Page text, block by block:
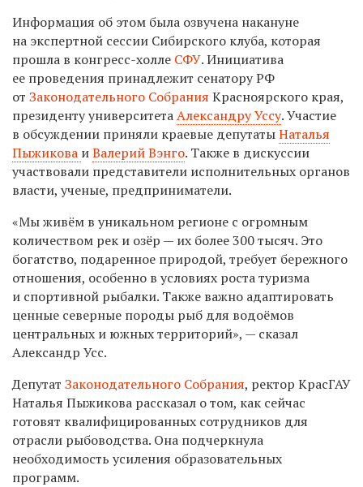
Информация об этом была озвучена накануне
на экспертной сессии Сибирского клуба, которая
прошла в конгресс-холле СФУ. Инициатива
ее проведения принадлежит сенатору РФ
от Законодательного Собрания Красноярского края,
президенту университетаАлександру Уссу. Участие
в обсуждении приняли краевые депутатыНаталья
Пыжикова иВалерий Вэнго. Также в дискуссии
участвовали представители исполнительных органов
власти, ученые, предприниматели.
«Мы живём в уникальном регионе с огромным
количеством рек и озёр — их более 300 тысяч. Это
богатство, подаренное природой, требует бережного
отношения, особенно в условиях роста туризма
и спортивной рыбалки. Также важно адаптировать
ценные северные породы рыб для водоёмов
центральных и южных территорий», — сказал
Александр Усс.
Депутат Законодательного Собрания, ректор КрасГАУ
Наталья Пыжикова рассказал о том, как сейчас
готовят квалифицированных сотрудников для
отрасли рыбоводства. Она подчеркнула
необходимость усиления образовательных
программ.